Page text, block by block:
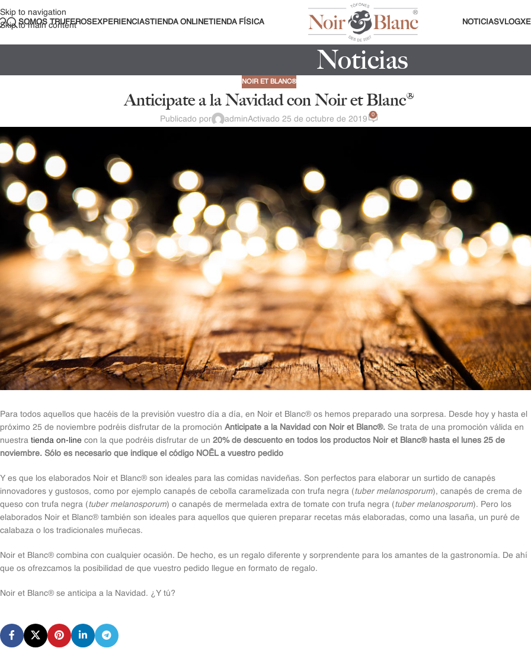
Skip to navigation
Skip to main content
SOMOS TRUFEROSEXPERIENCIASTIENDA ONLINETIENDA FÍSICA NOTICIASVLOG
Noticias
NOIR ET BLANC®
Anticipate a la Navidad con Noir et Blanc®
Publicado por adminActivado 25 de octubre de 2019
0
Para todos aquellos que hacéis de la previsión vuestro día a día, en Noir et Blanc® os hemos preparado una sorpresa. Desde hoy y hasta el
próximo 25 de noviembre podréis disfrutar de la promoción Anticipate a la Navidad con Noir et Blanc®. Se trata de una promoción válida en
nuestra tienda on-line con la que podréis disfrutar de un 20% de descuento en todos los productos Noir et Blanc® hasta el lunes 25 de
noviembre. Sólo es necesario que indique el código NOËL a vuestro pedido
Y es que los elaborados Noir et Blanc® son ideales para las comidas navideñas. Son perfectos para elaborar un surtido de canapés
innovadores y gustosos, como por ejemplo canapés de cebolla caramelizada con trufa negra (tuber melanosporum), canapés de crema de
queso con trufa negra (tuber melanosporum) o canapés de mermelada extra de tomate con trufa negra (tuber melanosporum). Pero los
elaborados Noir et Blanc® también son ideales para aquellos que quieren preparar recetas más elaboradas, como una lasaña, un puré de
calabaza o los tradicionales muñecas.
Noir et Blanc® combina con cualquier ocasión. De hecho, es un regalo diferente y sorprendente para los amantes de la gastronomía. De ahí
que os ofrezcamos la posibilidad de que vuestro pedido llegue en formato de regalo.
Noir et Blanc® se anticipa a la Navidad. ¿Y tú?